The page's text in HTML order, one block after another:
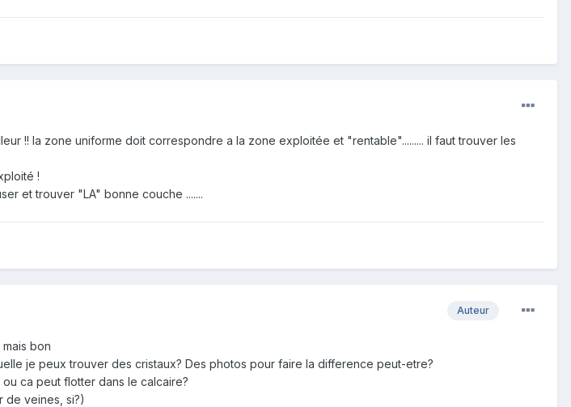
!! la zone uniforme doit correspondre a la zone exploitée et "rentable"......... il faut trouver les
!
et trouver "LA" bonne couche .......
Auteur
bon
je peux trouver des cristaux? Des photos pour faire la difference peut-etre?
ca peut flotter dans le calcaire?
de veines, si?)